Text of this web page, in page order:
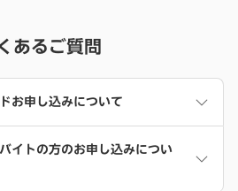
あるご質問
お申し込みについて
イトの方のお申し込みについ